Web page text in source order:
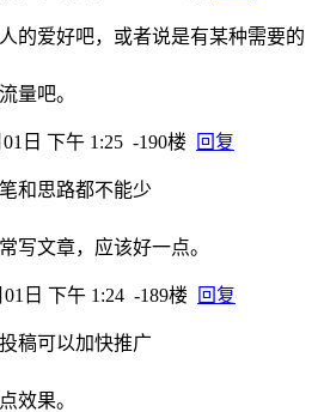
的爱好吧，或者说是有某种需要的
量吧。
日 下午 1:25 -190楼 回复
和思路都不能少
写文章，应该好一点。
01日 下午 1:24 -189楼 回复
稿可以加快推广
效果。